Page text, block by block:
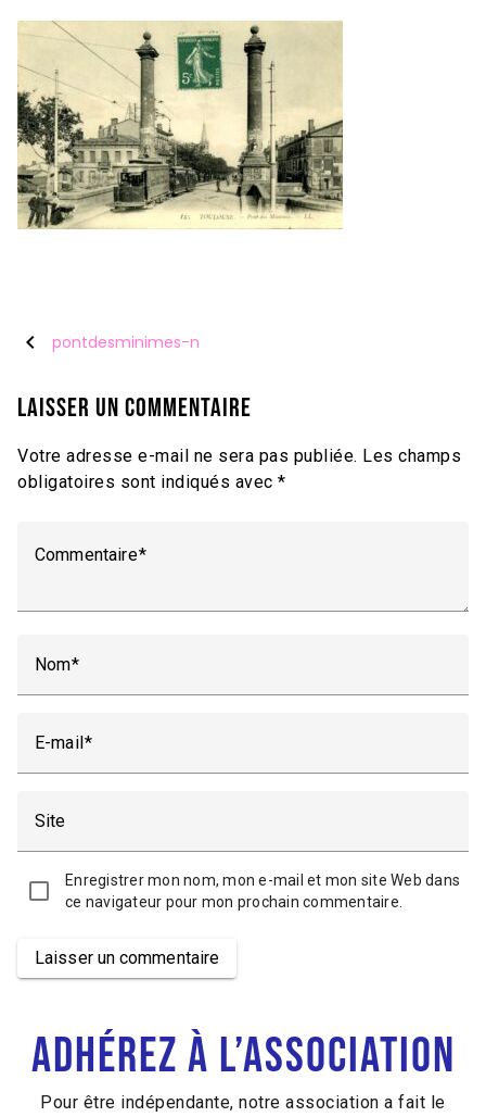
chevron_left pontdesminimes-n
Laisser un commentaire
Votre adresse e-mail ne sera pas publiée. Les champs
obligatoires sont indiqués avec *
Commentaire
Nom
E-mail
Site
Enregistrer mon nom, mon e-mail et mon site Web dans
ce navigateur pour mon prochain commentaire.
Laisser un commentaire
Adhérez à l’association
Pour être indépendante, notre association a fait le